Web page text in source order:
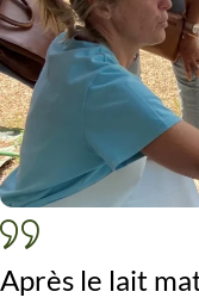
Après le lait